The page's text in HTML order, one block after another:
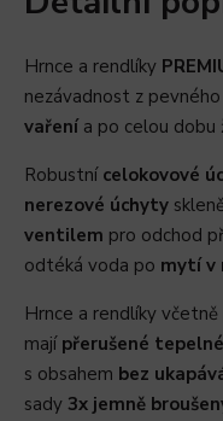
Hrnce a rendlíky
nezávadnost z
vařenía po celou dobu
Robustní celokovové
nerezové úchyty
ventilem pro odchod
odtéká voda po mytí v
Hrnce a rendlíky
mají přerušené
s obsahem bez
sady 3x jemně